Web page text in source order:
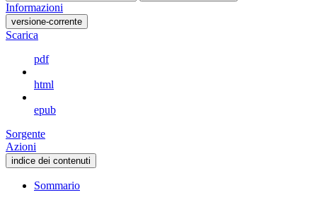
Informazioni
versione-corrente
Scarica
pdf
html
epub
Sorgente
Azioni
indice dei contenuti
Sommario